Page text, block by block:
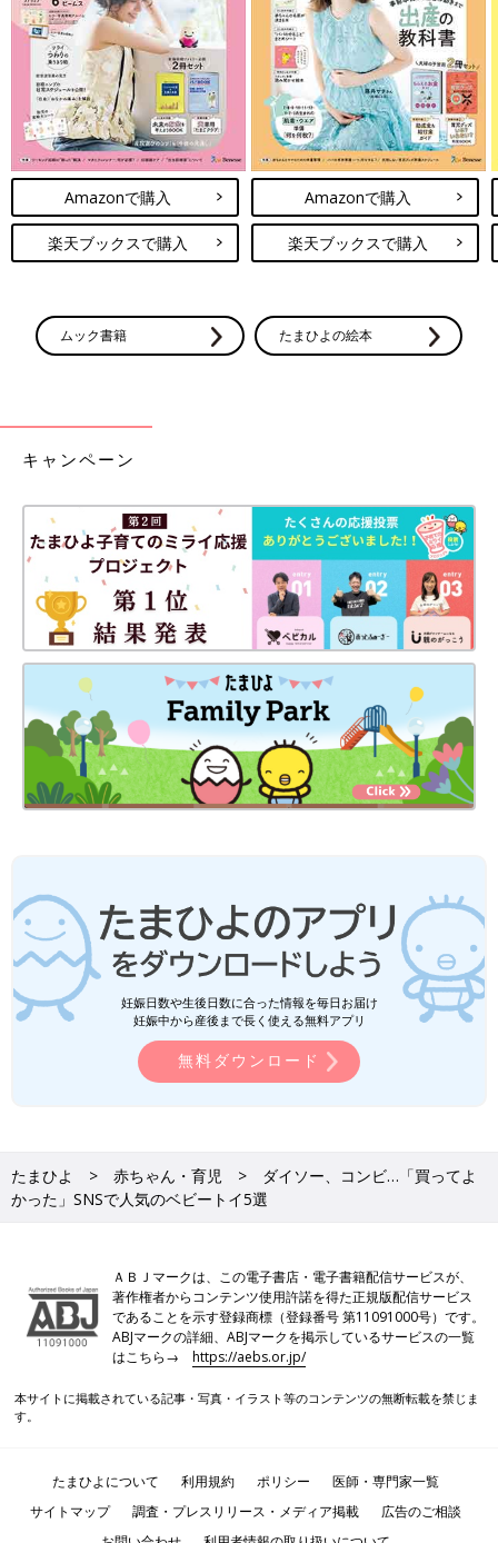
Amazonで購入
楽天ブックスで購入
Amazonで購入
楽天ブックスで購入
ムック書籍 たまひよの絵本
キャンペーン
妊娠日数や生後日数に合った情報を毎日お届け
妊娠中から産後まで長く使える無料アプリ
無料ダウンロード
たまひよ 赤ちゃん・育児
ダイソー、コンビ…「買ってよ
かった」SNSで人気のベビートイ5選
ＡＢＪマークは、この電子書店・電子書籍配信サービスが、
著作権者からコンテンツ使用許諾を得た正規版配信サービス
であることを示す登録商標（登録番号 第11091000号）です。
ABJマークの詳細、ABJマークを掲示しているサービスの一覧
はこちら→https://aebs.or.jp/
本サイトに掲載されている記事・写真・イラスト等のコンテンツの無断転載を禁じま
す。
たまひよについて 利用規約 ポリシー
医師・専門家一覧
サイトマップ
調査・プレスリリース・メディア掲載
広告のご相談